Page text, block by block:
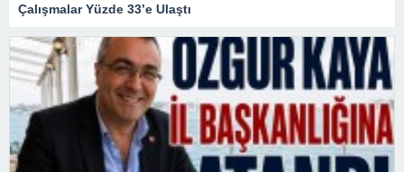
Çalışmalar Yüzde 33’e Ulaştı